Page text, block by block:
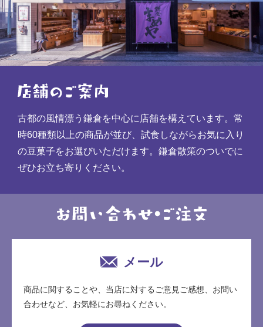
古都の風情漂う鎌倉を中心に店舗を構えています。常
時60種類以上の商品が並び、試食しながらお気に入り
の豆菓子をお選びいただけます。鎌倉散策のついでに
ぜひお立ち寄りください。
メール
商品に関することや、当店に対するご意見ご感想、お問い
合わせなど、お気軽にお尋ねください。